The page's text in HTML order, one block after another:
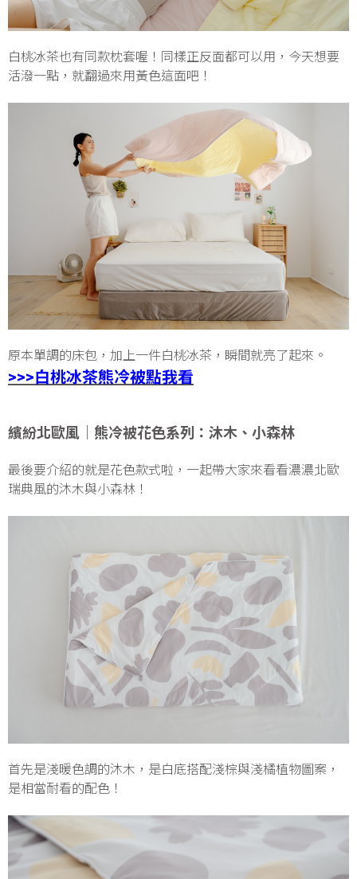
白桃冰茶也有同款枕套喔！同樣正反面都可以用，今天想要
活潑一點，就翻過來用黃色這面吧！
原本單調的床包，加上一件白桃冰茶，瞬間就亮了起來。
>>>白桃冰茶熊冷被點我看
繽紛北歐風│熊冷被花色系列：沐木、小森林
最後要介紹的就是花色款式啦，一起帶大家來看看濃濃北歐
瑞典風的沐木與小森林！
首先是淺暖色調的沐木，是白底搭配淺棕與淺橘植物圖案，
是相當耐看的配色！